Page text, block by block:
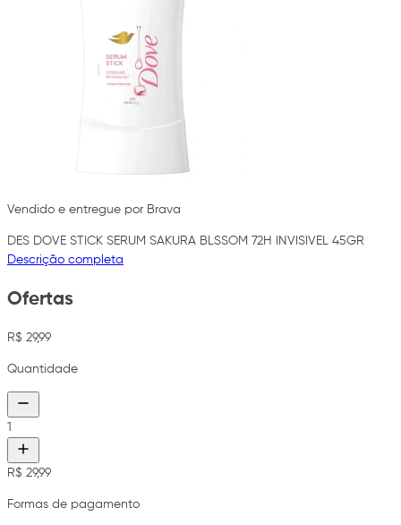
Vendido e entregue por Brava
DES DOVE STICK SERUM SAKURA BLSSOM 72H INVISIVEL 45GR
Descrição completa
Ofertas
R$ 29,99
Quantidade
1
R$ 29,99
Formas de pagamento